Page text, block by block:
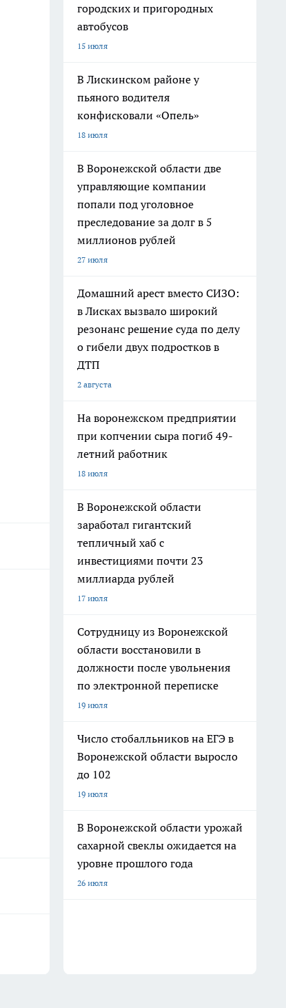
городских и пригородных
автобусов
15 июля
В Лискинском районе у
пьяного водителя
конфисковали «Опель»
18 июля
В Воронежской области две
управляющие компании
попали под уголовное
преследование за долг в 5
миллионов рублей
27 июля
Домашний арест вместо СИЗО:
в Лисках вызвало широкий
резонанс решение суда по делу
о гибели двух подростков в
ДТП
2 августа
На воронежском предприятии
при копчении сыра погиб 49-
летний работник
18 июля
В Воронежской области
заработал гигантский
тепличный хаб с
инвестициями почти 23
миллиарда рублей
17 июля
Сотрудницу из Воронежской
области восстановили в
должности после увольнения
по электронной переписке
19 июля
Число стобалльников на ЕГЭ в
Воронежской области выросло
до 102
19 июля
В Воронежской области урожай
сахарной свеклы ожидается на
уровне прошлого года
26 июля